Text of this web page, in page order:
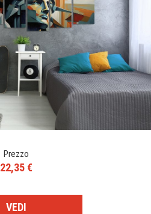
Prezzo
22,35 €
VEDI